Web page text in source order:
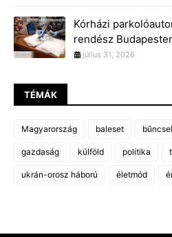
Kórházi
rendész
július 31, 2026
TÉMÁK
Magyarország baleset
gazdaság külföld politika
ukrán-orosz háború életmód